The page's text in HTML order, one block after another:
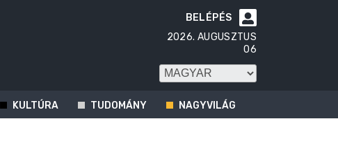

BELÉPÉS
2026. AUGUSZTUS
06
KULTÚRA TUDOMÁNY NAGYVILÁG